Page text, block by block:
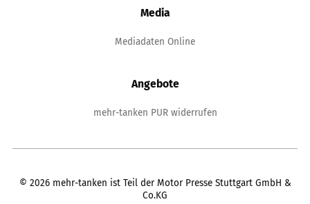
Media
Mediadaten Online
Angebote
mehr-tanken PUR widerrufen
© 2026 mehr-tanken ist Teil der Motor Presse Stuttgart GmbH &
Co.KG